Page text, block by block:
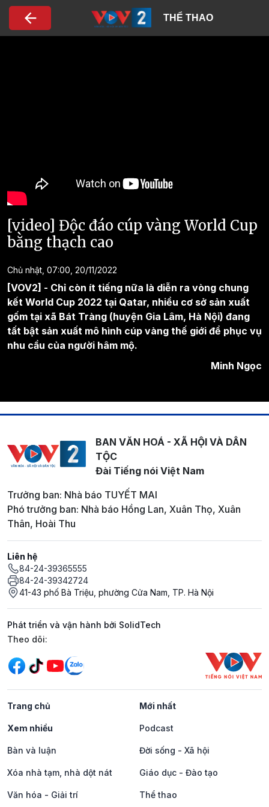
Nhảy đến nội dung
THỂ THAO
[video] Độc đáo cúp vàng World Cup
bằng thạch cao
Chủ nhật, 07:00, 20/11/2022
[VOV2] - Chỉ còn ít tiếng nữa là diễn ra vòng chung
kết World Cup 2022 tại Qatar, nhiều cơ sở sản xuất
gốm tại xã Bát Tràng (huyện Gia Lâm, Hà Nội) đang
tất bật sản xuất mô hình cúp vàng thế giới để phục vụ
nhu cầu của người hâm mộ.
Minh Ngọc
BAN VĂN HOÁ - XÃ HỘI VÀ DÂN
TỘC
Đài Tiếng nói Việt Nam
Trưởng ban: Nhà báo TUYẾT MAI
Phó trưởng ban: Nhà báo Hồng Lan, Xuân Thọ, Xuân
Thân, Hoài Thu
Liên hệ
84-24-39365555
84-24-39342724
41-43 phố Bà Triệu, phường Cửa Nam, TP. Hà Nội
Phát triển và vận hành bởi SolidTech
Mạng xã hội
Theo dõi:
Trang chủ Mới nhất
Xem nhiều Podcast
Bàn và luận Đời sống - Xã hội
Xóa nhà tạm, nhà dột nát Giáo dục - Đào tạo
Văn hóa - Giải trí Thể thao